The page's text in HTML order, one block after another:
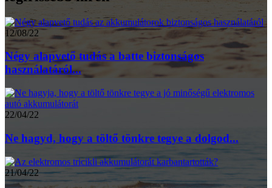
12/08/22
Négy alapvető tudás a batte biztonságos
használatáról...
22/04/22
Ne hagyd, hogy a töltő tönkre tegye a dolgod...
21/04/22